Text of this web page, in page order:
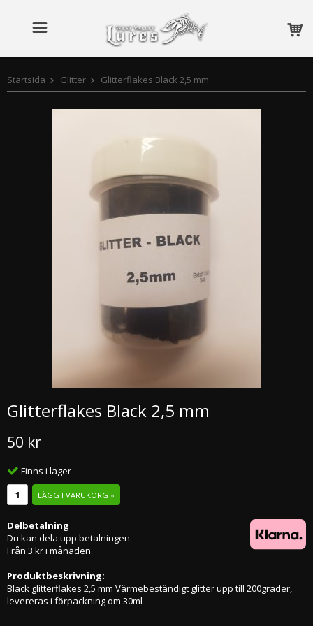
Startsida Glitter Glitterflakes Black 2,5 mm
Glitterflakes Black 2,5 mm
50 kr
Finns i lager
LÄGG I VARUKORG »
Delbetalning
Du kan dela upp betalningen.
Från 3 kr i månaden.
Produktbeskrivning:
Black glitterflakes 2,5 mm Värmebeständigt glitter upp till 200grader,
levereras i förpackning om 30ml